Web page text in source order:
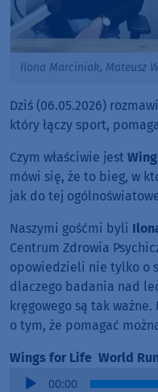
Ilona Marciniak, Mateusz
Dziś (06.05.2026)
który łączy sport,
Czym właściwie jest
mówi się, że to bieg, w
jak do tej
Naszymi gośćmi byli
Centrum Zdrowia
opowiedzieli nie tylko o
dlaczego badania nad
kręgowego są tak
o tym, że pomagać
Wings for Life World
Audio
00:00